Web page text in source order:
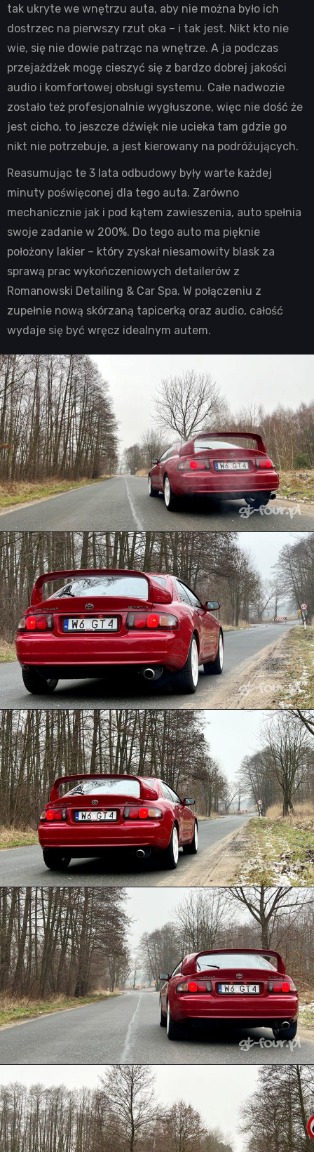
tak ukryte we wnętrzu auta, aby nie można było ich
dostrzec na pierwszy rzut oka – i tak jest. Nikt kto nie
wie, się nie dowie patrząc na wnętrze. A ja podczas
przejażdżek mogę cieszyć się z bardzo dobrej jakości
audio i komfortowej obsługi systemu. Całe nadwozie
zostało też profesjonalnie wygłuszone, więc nie dość że
jest cicho, to jeszcze dźwięk nie ucieka tam gdzie go
nikt nie potrzebuje, a jest kierowany na podróżujących.
Reasumując te 3 lata odbudowy były warte każdej
minuty poświęconej dla tego auta. Zarówno
mechanicznie jak i pod kątem zawieszenia, auto spełnia
swoje zadanie w 200%. Do tego auto ma pięknie
położony lakier – który zyskał niesamowity blask za
sprawą prac wykończeniowych detailerów z
Romanowski Detailing & Car Spa. W połączeniu z
zupełnie nową skórzaną tapicerką oraz audio, całość
wydaje się być wręcz idealnym autem.